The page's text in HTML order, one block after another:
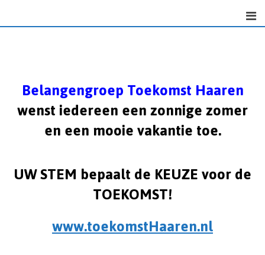
Belangengroep Toekomst Haaren
wenst iedereen een zonnige zomer
en een mooie vakantie toe.
UW STEM bepaalt de KEUZE voor de
TOEKOMST!
www.toekomstHaaren.nl